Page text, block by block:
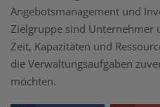
Angebotsmanagement und
Zielgruppe sind Unternehmer
Zeit, Kapazitäten und
die Verwaltungsaufgaben
möchten.